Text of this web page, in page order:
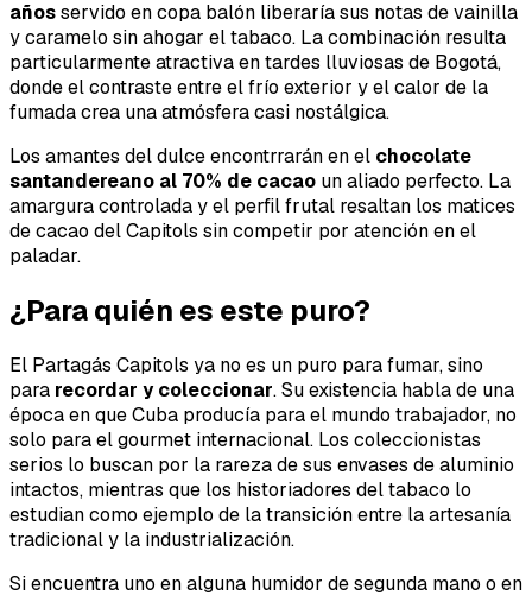
añosservido en copa balón liberaría sus notas de vainilla
y caramelo sin ahogar el tabaco. La combinación resulta
particularmente atractiva en tardes lluviosas de Bogotá,
donde el contraste entre el frío exterior y el calor de la
fumada crea una atmósfera casi nostálgica.
Los amantes del dulce encontrrarán en el chocolate
santandereano al 70% de cacao un aliado perfecto. La
amargura controlada y el perfil frutal resaltan los matices
de cacao del Capitols sin competir por atención en el
paladar.
¿Para quién es este puro?
El Partagás Capitols ya no es un puro para fumar, sino
para recordar y coleccionar. Su existencia habla de una
época en que Cuba producía para el mundo trabajador, no
solo para el gourmet internacional. Los coleccionistas
serios lo buscan por la rareza de sus envases de aluminio
intactos, mientras que los historiadores del tabaco lo
estudian como ejemplo de la transición entre la artesanía
tradicional y la industrialización.
Si encuentra uno en alguna humidor de segunda mano o en